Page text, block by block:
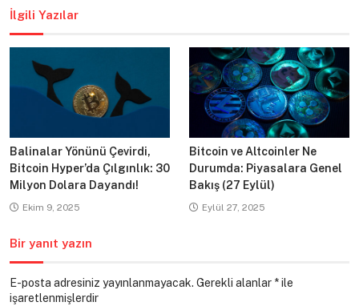
İlgili Yazılar
Balinalar Yönünü Çevirdi,
Bitcoin Hyper’da Çılgınlık: 30
Milyon Dolara Dayandı!
Ekim 9, 2025
Bitcoin ve Altcoinler Ne
Durumda: Piyasalara Genel
Bakış (27 Eylül)
Eylül 27, 2025
Bir yanıt yazın
E-posta adresiniz yayınlanmayacak. Gerekli alanlar *ile
işaretlenmişlerdir